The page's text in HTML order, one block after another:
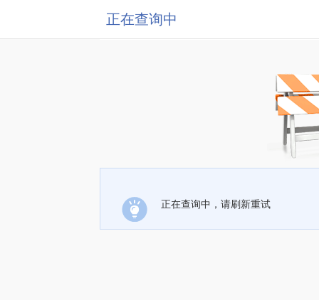
正在查询中
正在查询中，请刷新重试